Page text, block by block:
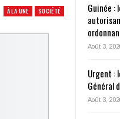
À LA UNE SOCIÉTÉ
Guinée :
Août 3,
Urgent :
Général
Août 3,